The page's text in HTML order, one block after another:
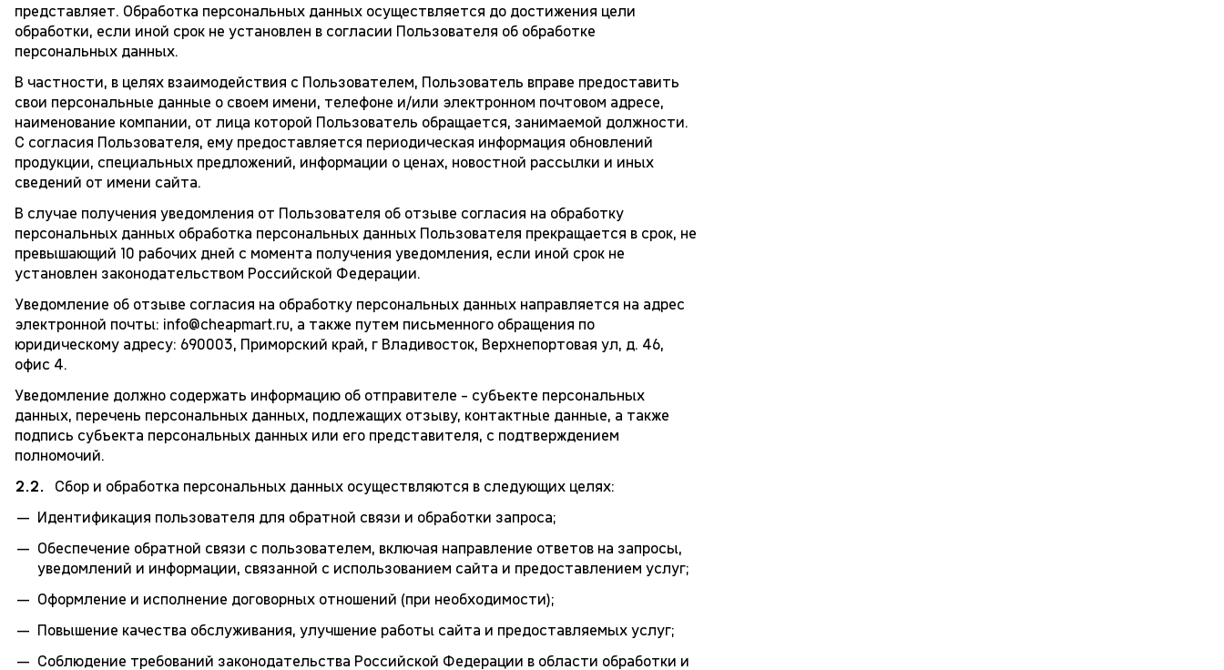
представляет. Обработка персональных данных осуществляется до достижения цели
обработки, если иной срок не установлен в согласии Пользователя об обработке
персональных данных.
В частности, в целях взаимодействия с Пользователем, Пользователь вправе предоставить
свои персональные данные о своем имени, телефоне и/или электронном почтовом адресе,
наименование компании, от лица которой Пользователь обращается, занимаемой должности.
С согласия Пользователя, ему предоставляется периодическая информация обновлений
продукции, специальных предложений, информации о ценах, новостной рассылки и иных
сведений от имени сайта.
В случае получения уведомления от Пользователя об отзыве согласия на обработку
персональных данных обработка персональных данных Пользователя прекращается в срок, не
превышающий 10 рабочих дней с момента получения уведомления, если иной срок не
установлен законодательством Российской Федерации.
Уведомление об отзыве согласия на обработку персональных данных направляется на адрес
электронной почты: info@cheapmart.ru, а также путем письменного обращения по
юридическому адресу: 690003, Приморский край, г Владивосток, Верхнепортовая ул, д. 46,
офис 4.
Уведомление должно содержать информацию об отправителе - субъекте персональных
данных, перечень персональных данных, подлежащих отзыву, контактные данные, а также
подпись субъекта персональных данных или его представителя, с подтверждением
полномочий.
2.2. Сбор и обработка персональных данных осуществляются в следующих целях:
Идентификация пользователя для обратной связи и обработки запроса;
Обеспечение обратной связи с пользователем, включая направление ответов на запросы,
уведомлений и информации, связанной с использованием сайта и предоставлением услуг;
Оформление и исполнение договорных отношений (при необходимости);
Повышение качества обслуживания, улучшение работы сайта и предоставляемых услуг;
Соблюдение требований законодательства Российской Федерации в области обработки и